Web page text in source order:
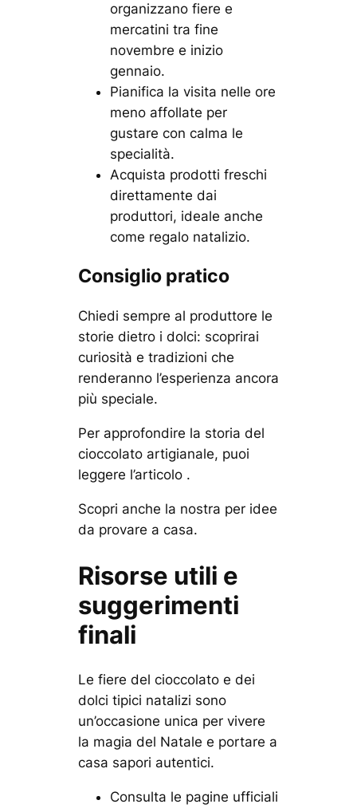
organizzano fiere e
mercatini tra fine
novembre e inizio
gennaio.
Pianifica la visita nelle ore
meno affollate per
gustare con calma le
specialità.
Acquista prodotti freschi
direttamente dai
produttori, ideale anche
come regalo natalizio.
Consiglio pratico
Chiedi sempre al produttore le
storie dietro i dolci: scoprirai
curiosità e tradizioni che
renderanno l’esperienza ancora
più speciale.
Per approfondire la storia del
cioccolato artigianale, puoi
leggere l’articolo .
Scopri anche la nostra per idee
da provare a casa.
Risorse utili e
suggerimenti
finali
Le fiere del cioccolato e dei
dolci tipici natalizi sono
un’occasione unica per vivere
la magia del Natale e portare a
casa sapori autentici.
Consulta le pagine ufficiali